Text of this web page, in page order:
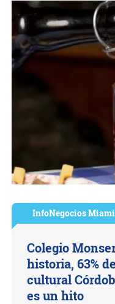
InfoNegocios Miami
Colegio
historia, 63%
cultural
es un hito